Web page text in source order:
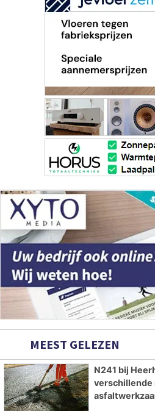
MEEST GELEZEN
N241 bij
verschillende